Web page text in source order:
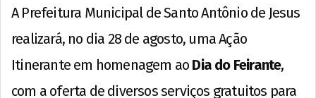
A Prefeitura Municipal de Santo Antônio de Jesus
realizará, no dia 28 de agosto, uma Ação
Itinerante em homenagem ao Dia do Feirante,
com a oferta de diversos serviços gratuitos para